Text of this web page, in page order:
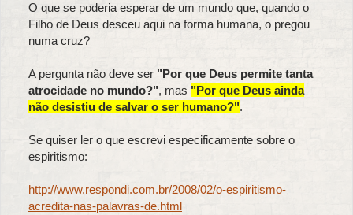
O que se poderia esperar de um mundo que, quando o
Filho de Deus desceu aqui na forma humana, o pregou
numa cruz?
A pergunta não deve ser "Por que Deus permite tanta
atrocidade no mundo?", mas "Por que Deus ainda
não desistiu de salvar o ser humano?".
Se quiser ler o que escrevi especificamente sobre o
espiritismo:
http://www.respondi.com.br/2008/02/o-espiritismo-
acredita-nas-palavras-de.html